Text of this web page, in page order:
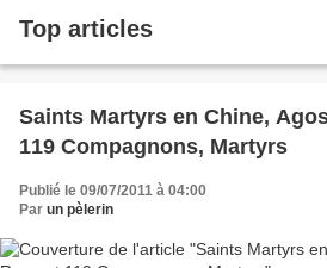
Top articles
Saints Martyrs en Chine,
119 Compagnons, Martyrs
Publié le 09/07/2011 à 04:00
Par un pèlerin